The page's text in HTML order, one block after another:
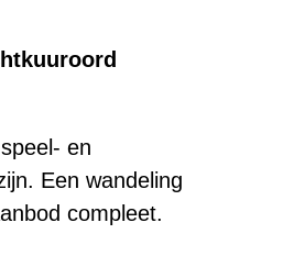
en
Een wandeling
compleet.